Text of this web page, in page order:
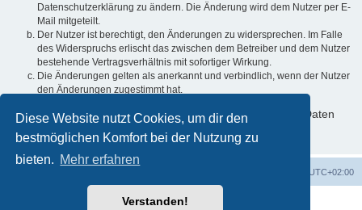
Diese Website nutzt Cookies, um dir den
bestmöglichen Komfort bei der Nutzung zu
bieten. Mehr erfahren
Verstanden!
Datenschutzerklärung zu ändern. Die Änderung wird dem Nutzer per E-
Mail mitgeteilt.
Der Nutzer ist berechtigt, den Änderungen zu widersprechen. Im Falle
des Widerspruchs erlischt das zwischen dem Betreiber und dem Nutzer
bestehende Vertragsverhältnis mit sofortiger Wirkung.
Die Änderungen gelten als anerkannt und verbindlich, wenn der Nutzer
den Änderungen zugestimmt hat.
Informationen über den Umgang mit deinen persönlichen Daten
sind in der Datenschutzerklärung enthalten.
UTC+02:00
Powered byphpBB® Forum Software © phpBB Limited